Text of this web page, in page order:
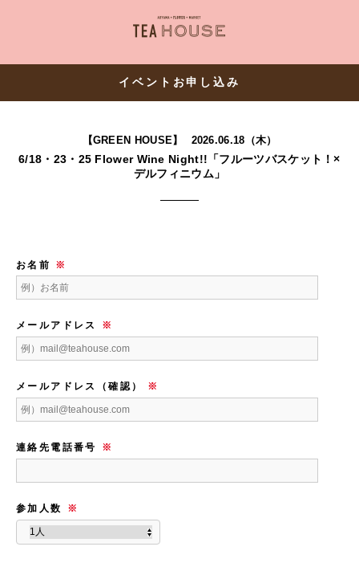
イベントお申し込み
【GREEN HOUSE】 2026.06.18（木）
6/18・23・25 Flower Wine Night!!「フルーツバスケット！×
デルフィニウム」
お名前 ※
メールアドレス ※
メールアドレス（確認） ※
連絡先電話番号 ※
参加人数 ※